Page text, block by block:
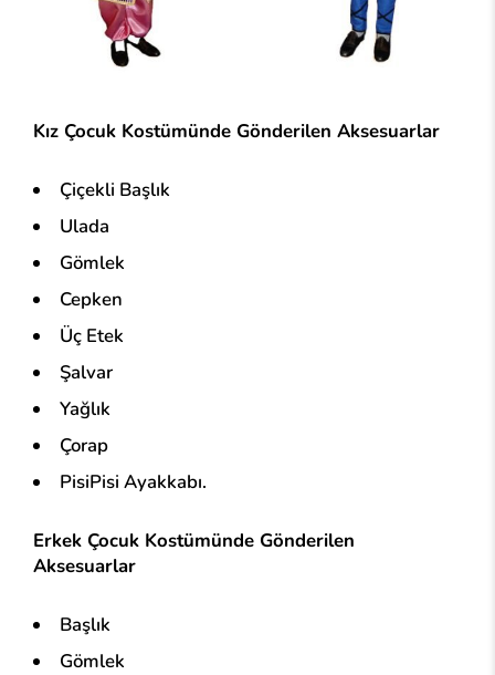
Kız Çocuk Kostümünde Gönderilen Aksesuarlar
Çiçekli Başlık
Ulada
Gömlek
Cepken
Üç Etek
Şalvar
Yağlık
Çorap
PisiPisi Ayakkabı.
Erkek Çocuk Kostümünde Gönderilen
Aksesuarlar
Başlık
Gömlek